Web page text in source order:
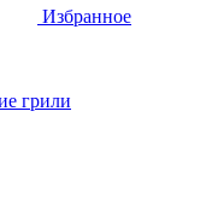
Избранное
грили